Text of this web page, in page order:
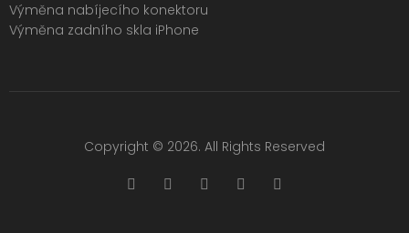
Výměna nabíjecího konektoru
Výměna zadního skla iPhone
Copyright © 2026. All Rights Reserved